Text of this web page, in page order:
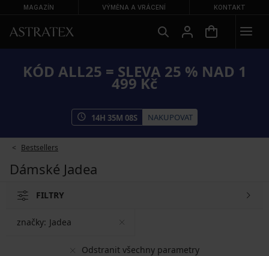
MAGAZÍN VÝMĚNA A VRÁCENÍ KONTAKT
KÓD ALL25 = SLEVA 25 % NAD 1
499 Kč
14H 35M 07S NAKUPOVAT
Bestsellers
Dámské Jadea
FILTRY
Odstranit všechny parametry
značky: Jadea